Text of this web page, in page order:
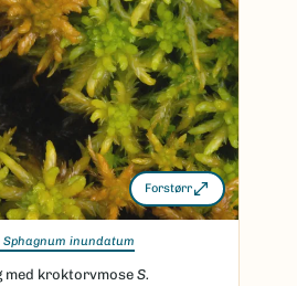
Forstørr
Sphagnum inundatum
med kroktorvmose S.